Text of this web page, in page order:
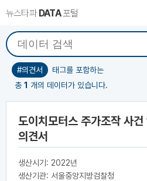
뉴스타파DATA포털
#의견서
태그를 포함하는
총 1 개의 데이터가 있습니다.
도이치모터스 주가조작 사
의견서
생산시기: 2022년
생산기관: 서울중앙지방검찰청